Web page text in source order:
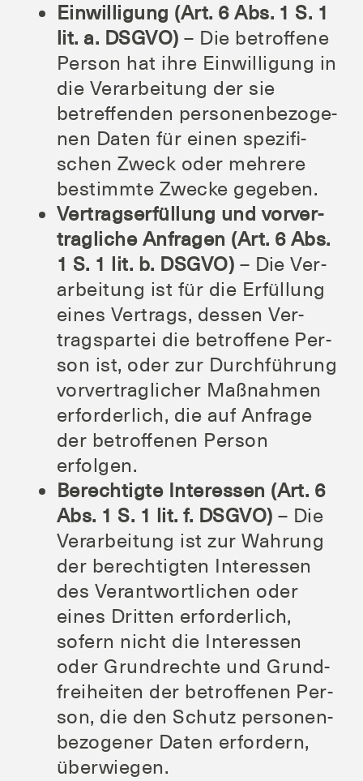
Ein­wil­li­gung (Art. 6 Abs. 1 S. 1
lit. a. DSGVO) – Die betrof­fe­ne
Per­son hat ihre Ein­wil­li­gung in
die Ver­ar­bei­tung der sie
betref­fen­den per­so­nen­be­zo­ge­
nen Daten für einen spe­zi­fi­
schen Zweck oder meh­re­re
bestimm­te Zwe­cke gegeben.
Ver­trags­er­fül­lung und vor­ver­
trag­li­che Anfra­gen (Art. 6 Abs.
1 S. 1 lit. b. DSGVO) – Die Ver­
ar­bei­tung ist für die Erfül­lung
eines Ver­trags, des­sen Ver­
trags­par­tei die betrof­fe­ne Per­
son ist, oder zur Durch­füh­rung
vor­ver­trag­li­cher Maß­nah­men
erfor­der­lich, die auf Anfra­ge
der betrof­fe­nen Per­son
erfolgen.
Berech­tig­te Inter­es­sen (Art. 6
Abs. 1 S. 1 lit. f. DSGVO) – Die
Ver­ar­bei­tung ist zur Wah­rung
der berech­tig­ten Inter­es­sen
des Ver­ant­wort­li­chen oder
eines Drit­ten erfor­der­lich,
sofern nicht die Inter­es­sen
oder Grund­rech­te und Grund­
frei­hei­ten der betrof­fe­nen Per­
son, die den Schutz per­so­nen­
be­zo­ge­ner Daten erfor­dern,
überwiegen.